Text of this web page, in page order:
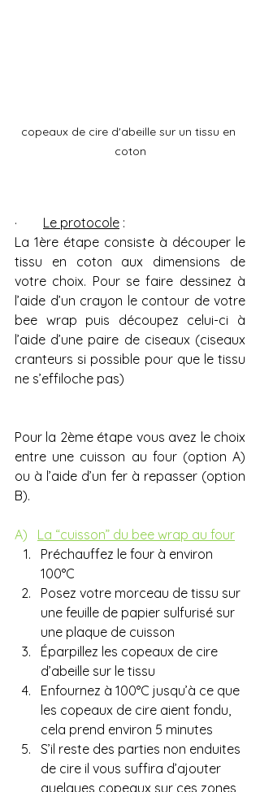
copeaux de cire d'abeille sur un tissu en
coton
· Le protocole :
La 1ère étape consiste à découper le
tissu en coton aux dimensions de
votre choix. Pour se faire dessinez à
l’aide d’un crayon le contour de votre
bee wrap puis découpez celui-ci à
l’aide d’une paire de ciseaux (ciseaux
cranteurs si possible pour que le tissu
ne s’effiloche pas)
Pour la 2ème étape vous avez le choix
entre une cuisson au four (option A)
ou à l’aide d’un fer à repasser (option
B).
A) La “cuisson” du bee wrap au four
Préchauffez le four à environ
100°C
Posez votre morceau de tissu sur
une feuille de papier sulfurisé sur
une plaque de cuisson
Éparpillez les copeaux de cire
d’abeille sur le tissu
Enfournez à 100°C jusqu’à ce que
les copeaux de cire aient fondu,
cela prend environ 5 minutes
S’il reste des parties non enduites
de cire il vous suffira d’ajouter
quelques copeaux sur ces zones